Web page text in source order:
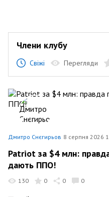
Члени клубу
Свіжі Перегляди
Дмитро Снєгирьов 8 серпня 2026
Patriot за $4 млн:
дають ППО!
130 0 0 0